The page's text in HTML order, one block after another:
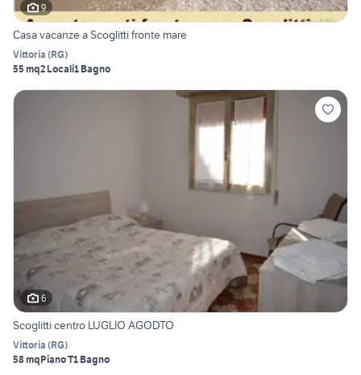
9
Casa vacanze a Scoglitti fronte mare
Vittoria (RG)
55 mq2 Locali1 Bagno
6
Scoglitti centro LUGLIO AGODTO
Vittoria (RG)
58 mqPiano T1 Bagno